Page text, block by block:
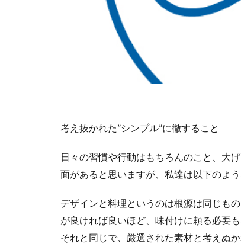
考え抜かれた”シンプル”に徹すること
日々の習慣や行動はもちろんのこと、大
面があると思いますが、私達は以下のよ
デザインと料理というのは根源は同じも
が良ければ良いほど、味付けに頼る必要
それと同じで、厳選された素材と考えぬ